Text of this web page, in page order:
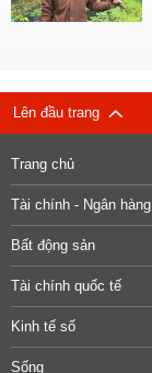
Lên đầu trang
Trang chủ
Tài chính - Ngân hàng
Bất động sản
Tài chính quốc tế
Kinh tế số
Sống